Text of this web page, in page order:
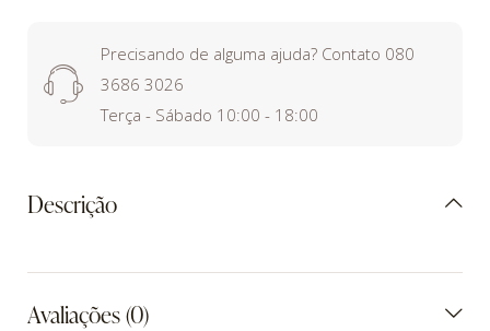
Precisando de alguma ajuda? Contato 080
3686 3026
Terça - Sábado 10:00 - 18:00
Descrição
Avaliações (0)